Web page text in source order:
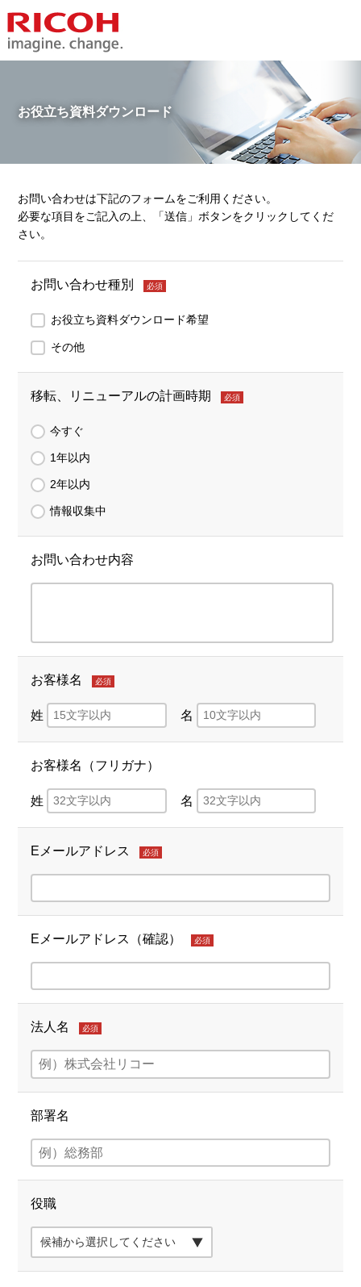
お役立ち資料ダウンロード
お問い合わせは下記のフォームをご利用ください。
必要な項目をご記入の上、「送信」ボタンをクリックしてくだ
さい。
お問い合わせ種別 必須
お役立ち資料ダウンロード希望
その他
移転、リニューアルの計画時期 必須
今すぐ
1年以内
2年以内
情報収集中
お問い合わせ内容
お客様名 必須
姓 名
お客様名（フリガナ）
姓 名
Eメールアドレス 必須
Eメールアドレス（確認） 必須
法人名 必須
部署名
役職